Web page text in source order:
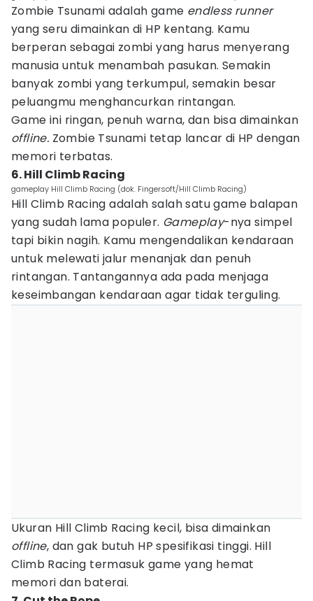
Zombie Tsunami adalah game endless runner
yang seru dimainkan di HP kentang. Kamu
berperan sebagai zombi yang harus menyerang
manusia untuk menambah pasukan. Semakin
banyak zombi yang terkumpul, semakin besar
peluangmu menghancurkan rintangan.
Game ini ringan, penuh warna, dan bisa dimainkan
offline. Zombie Tsunami tetap lancar di HP dengan
memori terbatas.
6. Hill Climb Racing
gameplay Hill Climb Racing (dok. Fingersoft/Hill Climb Racing)
Hill Climb Racing adalah salah satu game balapan
yang sudah lama populer. Gameplay-nya simpel
tapi bikin nagih. Kamu mengendalikan kendaraan
untuk melewati jalur menanjak dan penuh
rintangan. Tantangannya ada pada menjaga
keseimbangan kendaraan agar tidak terguling.
Ukuran Hill Climb Racing kecil, bisa dimainkan
offline, dan gak butuh HP spesifikasi tinggi. Hill
Climb Racing termasuk game yang hemat
memori dan baterai.